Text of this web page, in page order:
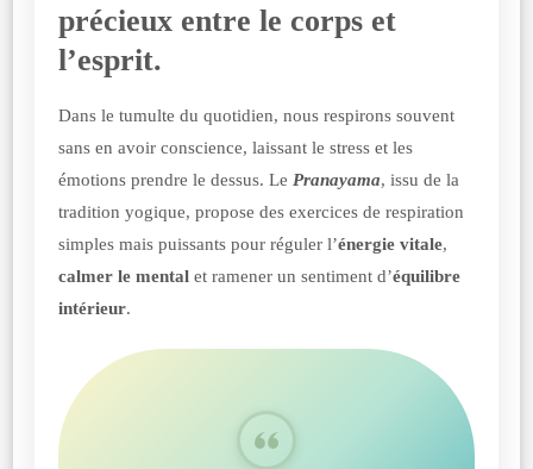
précieux entre le corps et
l’esprit.
Dans le tumulte du quotidien, nous respirons souvent
sans en avoir conscience, laissant le stress et les
émotions prendre le dessus. Le Pranayama, issu de la
tradition yogique, propose des exercices de respiration
simples mais puissants pour réguler l’énergie vitale,
calmer le mental et ramener un sentiment d’équilibre
intérieur.